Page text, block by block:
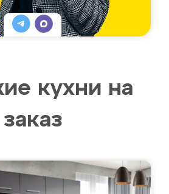
кухни на
заказ